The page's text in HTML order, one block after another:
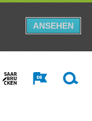
ANSEHEN